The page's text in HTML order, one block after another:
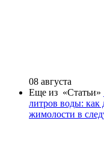
08 августа
Еще из «Статьи»
литров воды: как
жимолости в